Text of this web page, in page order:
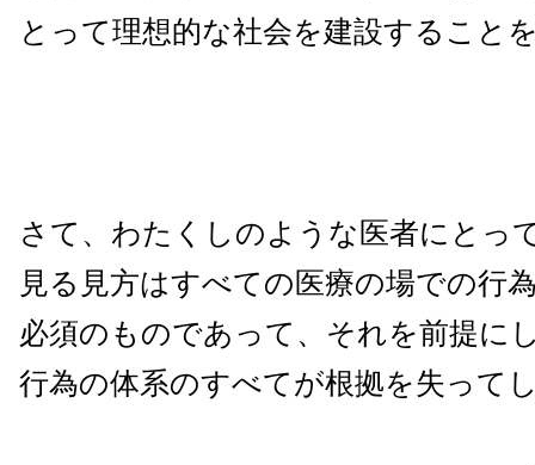
とって理想的な社会を建設すること
さて、わたくしのような医者にとっ
見る見方はすべての医療の場での行
必須のものであって、それを前提に
行為の体系のすべてが根拠を失って